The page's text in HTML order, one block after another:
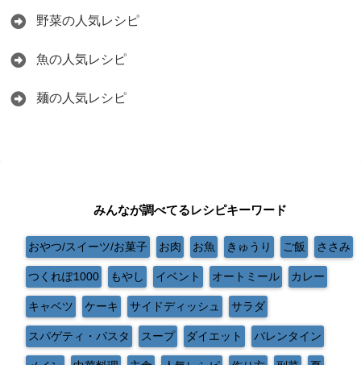
野菜の人気レシピ
魚の人気レシピ
麺の人気レシピ
みんなが調べてるレシピキーワード
おやつ/スイーツ/お菓子 お肉 お魚 きゅうり ご飯 ささみ
つくれぽ1000 もやし イベント オートミール カレー
キャベツ ケーキ サイドディッシュ サラダ
スパゲティ・パスタ スープ ダイエット バレンタイン